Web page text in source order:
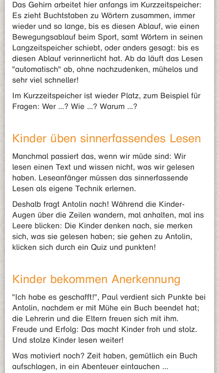
Das Gehirn arbeitet hier anfangs im Kurzzeitspeicher:
Es zieht Buchtstaben zu Wörtern zusammen, immer
wieder und so lange, bis es diesen Ablauf, wie einen
Bewegungsablauf beim Sport, samt Wörtern in seinen
Langzeitspeicher schiebt, oder anders gesagt: bis es
diesen Ablauf verinnerlicht hat. Ab da läuft das Lesen
"automatisch" ab, ohne nachzudenken, mühelos und
sehr viel schneller!
Im Kurzzeitspeicher ist wieder Platz, zum Beispiel für
Fragen: Wer ...? Wie ...? Warum ...?
Kinder üben sinnerfassendes Lesen
Manchmal passiert das, wenn wir müde sind: Wir
lesen einen Text und wissen nicht, was wir gelesen
haben. Leseanfänger müssen das sinnerfassende
Lesen als eigene Technik erlernen.
Deshalb fragt Antolin nach! Während die Kinder-
Augen über die Zeilen wandern, mal anhalten, mal ins
Leere blicken: Die Kinder denken nach, sie merken
sich, was sie gelesen haben; sie gehen zu Antolin,
klicken sich durch ein Quiz und punkten!
Kinder bekommen Anerkennung
"Ich habe es geschafft!", Paul verdient sich Punkte bei
Antolin, nachdem er mit Mühe ein Buch beendet hat;
die Lehrerin und die Eltern freuen sich mit ihm.
Freude und Erfolg: Das macht Kinder froh und stolz.
Und stolze Kinder lesen weiter!
Was motiviert noch? Zeit haben, gemütlich ein Buch
aufschlagen, in ein Abenteuer eintauchen ...